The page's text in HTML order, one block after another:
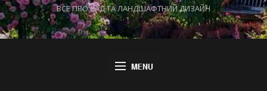
ВСЕ ПРО САД ТА ЛАНДШАФТНИЙ ДИЗАЙН